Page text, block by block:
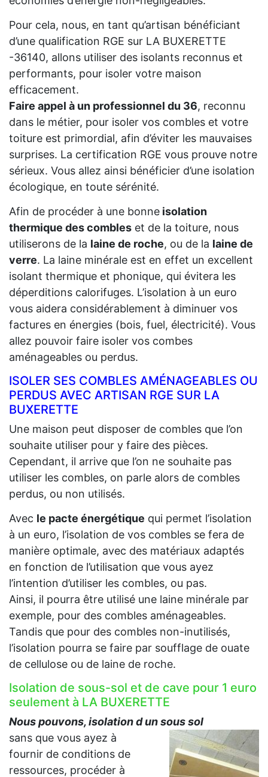
Pour cela, nous, en tant qu’artisan bénéficiant
d’une qualification RGE sur LA BUXERETTE
-36140, allons utiliser des isolants reconnus et
performants, pour isoler votre maison
efficacement.
Faire appel à un professionnel du 36, reconnu
dans le métier, pour isoler vos combles et votre
toiture est primordial, afin d’éviter les mauvaises
surprises. La certification RGE vous prouve notre
sérieux. Vous allez ainsi bénéficier d’une isolation
écologique, en toute sérénité.
Afin de procéder à une bonne isolation
thermique des combles et de la toiture, nous
utiliserons de la laine de roche, ou de la laine de
verre. La laine minérale est en effet un excellent
isolant thermique et phonique, qui évitera les
déperditions calorifuges. L’isolation à un euro
vous aidera considérablement à diminuer vos
factures en énergies (bois, fuel, électricité). Vous
allez pouvoir faire isoler vos combes
aménageables ou perdus.
ISOLER SES COMBLES AMÉNAGEABLES OU
PERDUS AVEC ARTISAN RGE SUR LA
BUXERETTE
Une maison peut disposer de combles que l’on
souhaite utiliser pour y faire des pièces.
Cependant, il arrive que l’on ne souhaite pas
utiliser les combles, on parle alors de combles
perdus, ou non utilisés.
Avec le pacte énergétique qui permet l’isolation
à un euro, l’isolation de vos combles se fera de
manière optimale, avec des matériaux adaptés
en fonction de l’utilisation que vous ayez
l’intention d’utiliser les combles, ou pas.
Ainsi, il pourra être utilisé une laine minérale par
exemple, pour des combles aménageables.
Tandis que pour des combles non-inutilisés,
l’isolation pourra se faire par soufflage de ouate
de cellulose ou de laine de roche.
Isolation de sous-sol et de cave pour 1 euro
seulement à LA BUXERETTE
Nous pouvons, isolation d un sous sol
sans que vous ayez à
fournir de conditions de
ressources, procéder à